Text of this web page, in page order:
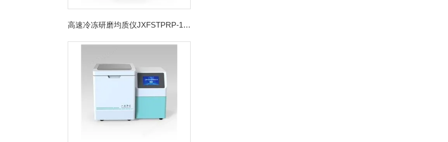
高速冷冻研磨均质仪JXFSTPRP-192CL